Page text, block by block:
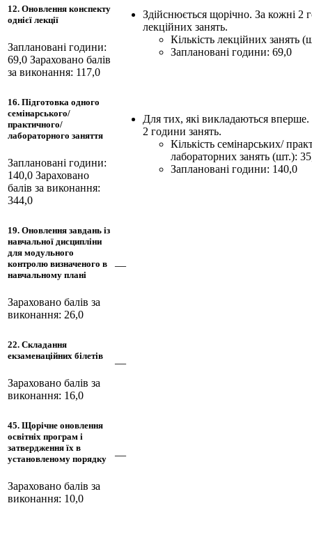
12. Оновлення конспекту
однієї лекції
Заплановані години:
69,0 Зараховано балів
за виконання: 117,0
Здійснюється щорічно. За кожні 2
лекційних занять.
Кількість лекційних занять
Заплановані години: 69,0
16. Підготовка одного
семінарського/
практичного/
лабораторного заняття
Заплановані години:
140,0 Зараховано
балів за виконання:
344,0
Для тих, які викладаються вперше.
2 години занять.
Кількість семінарських/
лабораторних занять (шт.):
Заплановані години: 140,0
19. Оновлення завдань із
навчальної дисципліни
для модульного
контролю визначеного в
навчальному плані
Зараховано балів за
виконання: 26,0
—
22. Складання
екзаменаційних білетів
Зараховано балів за
виконання: 16,0
—
45. Щорічне оновлення
освітніх програм і
затвердження їх в
установленому порядку
Зараховано балів за
виконання: 10,0
—